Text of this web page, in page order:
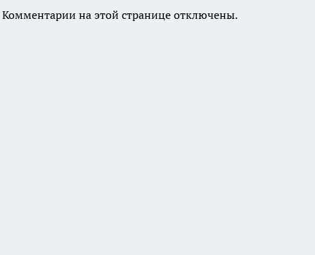
Комментарии на этой странице отключены.